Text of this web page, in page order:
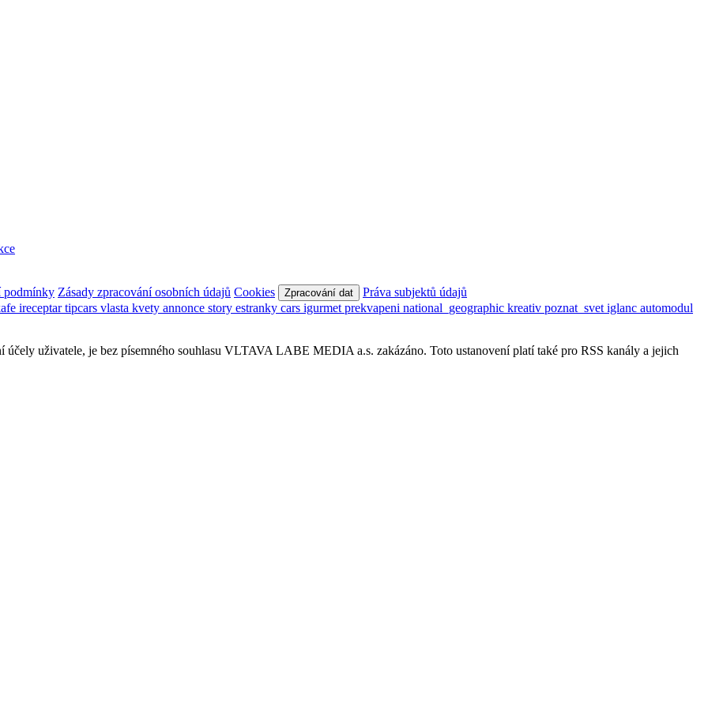
podmínky Zásady zpracování osobních údajů Cookies Zpracování dat
Práva subjektů údajů
ireceptartipcars vlasta kvety annonce story estranky cars igurmet prekvapeni national_geographic kreativ poznat_svet iglanc automodul
uživatele, je bez písemného souhlasu VLTAVA LABE MEDIA a.s. zakázáno. Toto ustanovení platí také pro RSS kanály a jejich